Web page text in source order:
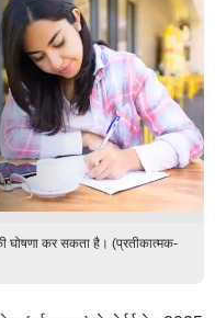
घोषणा कर सकता है। (प्रतीकात्मक-